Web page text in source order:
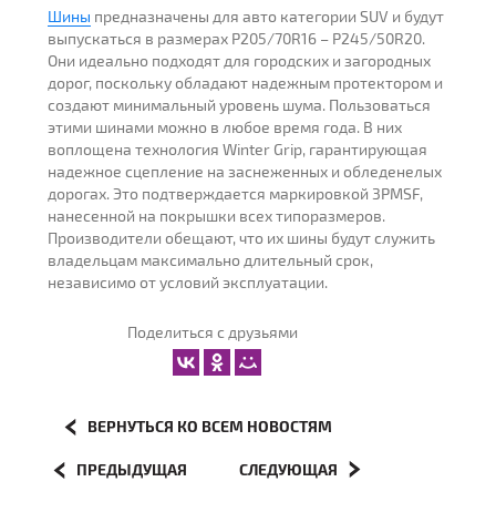
Шины предназначены для авто категории SUV и будут
выпускаться в размерах P205/70R16 – P245/50R20.
Они идеально подходят для городских и загородных
дорог, поскольку обладают надежным протектором и
создают минимальный уровень шума. Пользоваться
этими шинами можно в любое время года. В них
воплощена технология Winter Grip, гарантирующая
надежное сцепление на заснеженных и обледенелых
дорогах. Это подтверждается маркировкой 3PMSF,
нанесенной на покрышки всех типоразмеров.
Производители обещают, что их шины будут служить
владельцам максимально длительный срок,
независимо от условий эксплуатации.
Поделиться с друзьями
ВЕРНУТЬСЯ КО ВСЕМ НОВОСТЯМ
ПРЕДЫДУЩАЯ СЛЕДУЮЩАЯ